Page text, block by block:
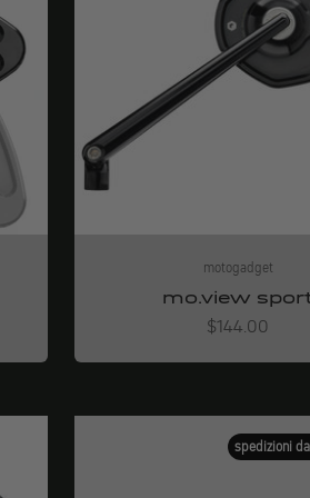
motogadget
mo.view
Angebot
$144.00
spedizioni